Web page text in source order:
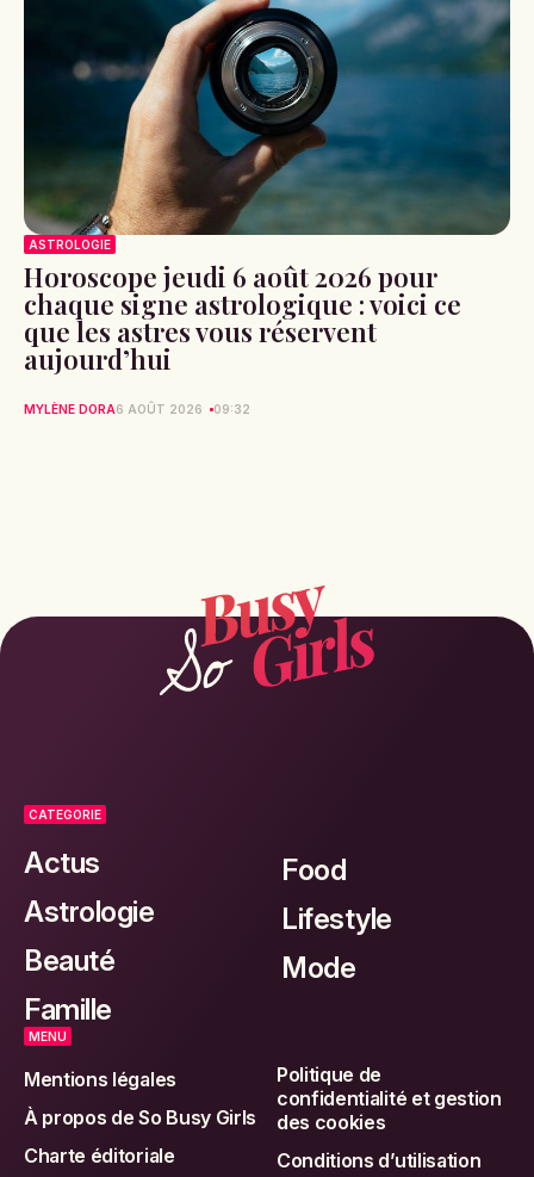
ASTROLOGIE
Horoscope jeudi 6 août 2026 pour
chaque signe astrologique : voici ce
que les astres vous réservent
aujourd’hui
MYLÈNE DORA6 AOÛT 2026 09:32
CATEGORIE
Actus
Astrologie
Beauté
Famille
Food
Lifestyle
Mode
MENU
Mentions légales
À propos de So Busy Girls
Charte éditoriale
Politique de
confidentialité et gestion
des cookies
Conditions d’utilisation